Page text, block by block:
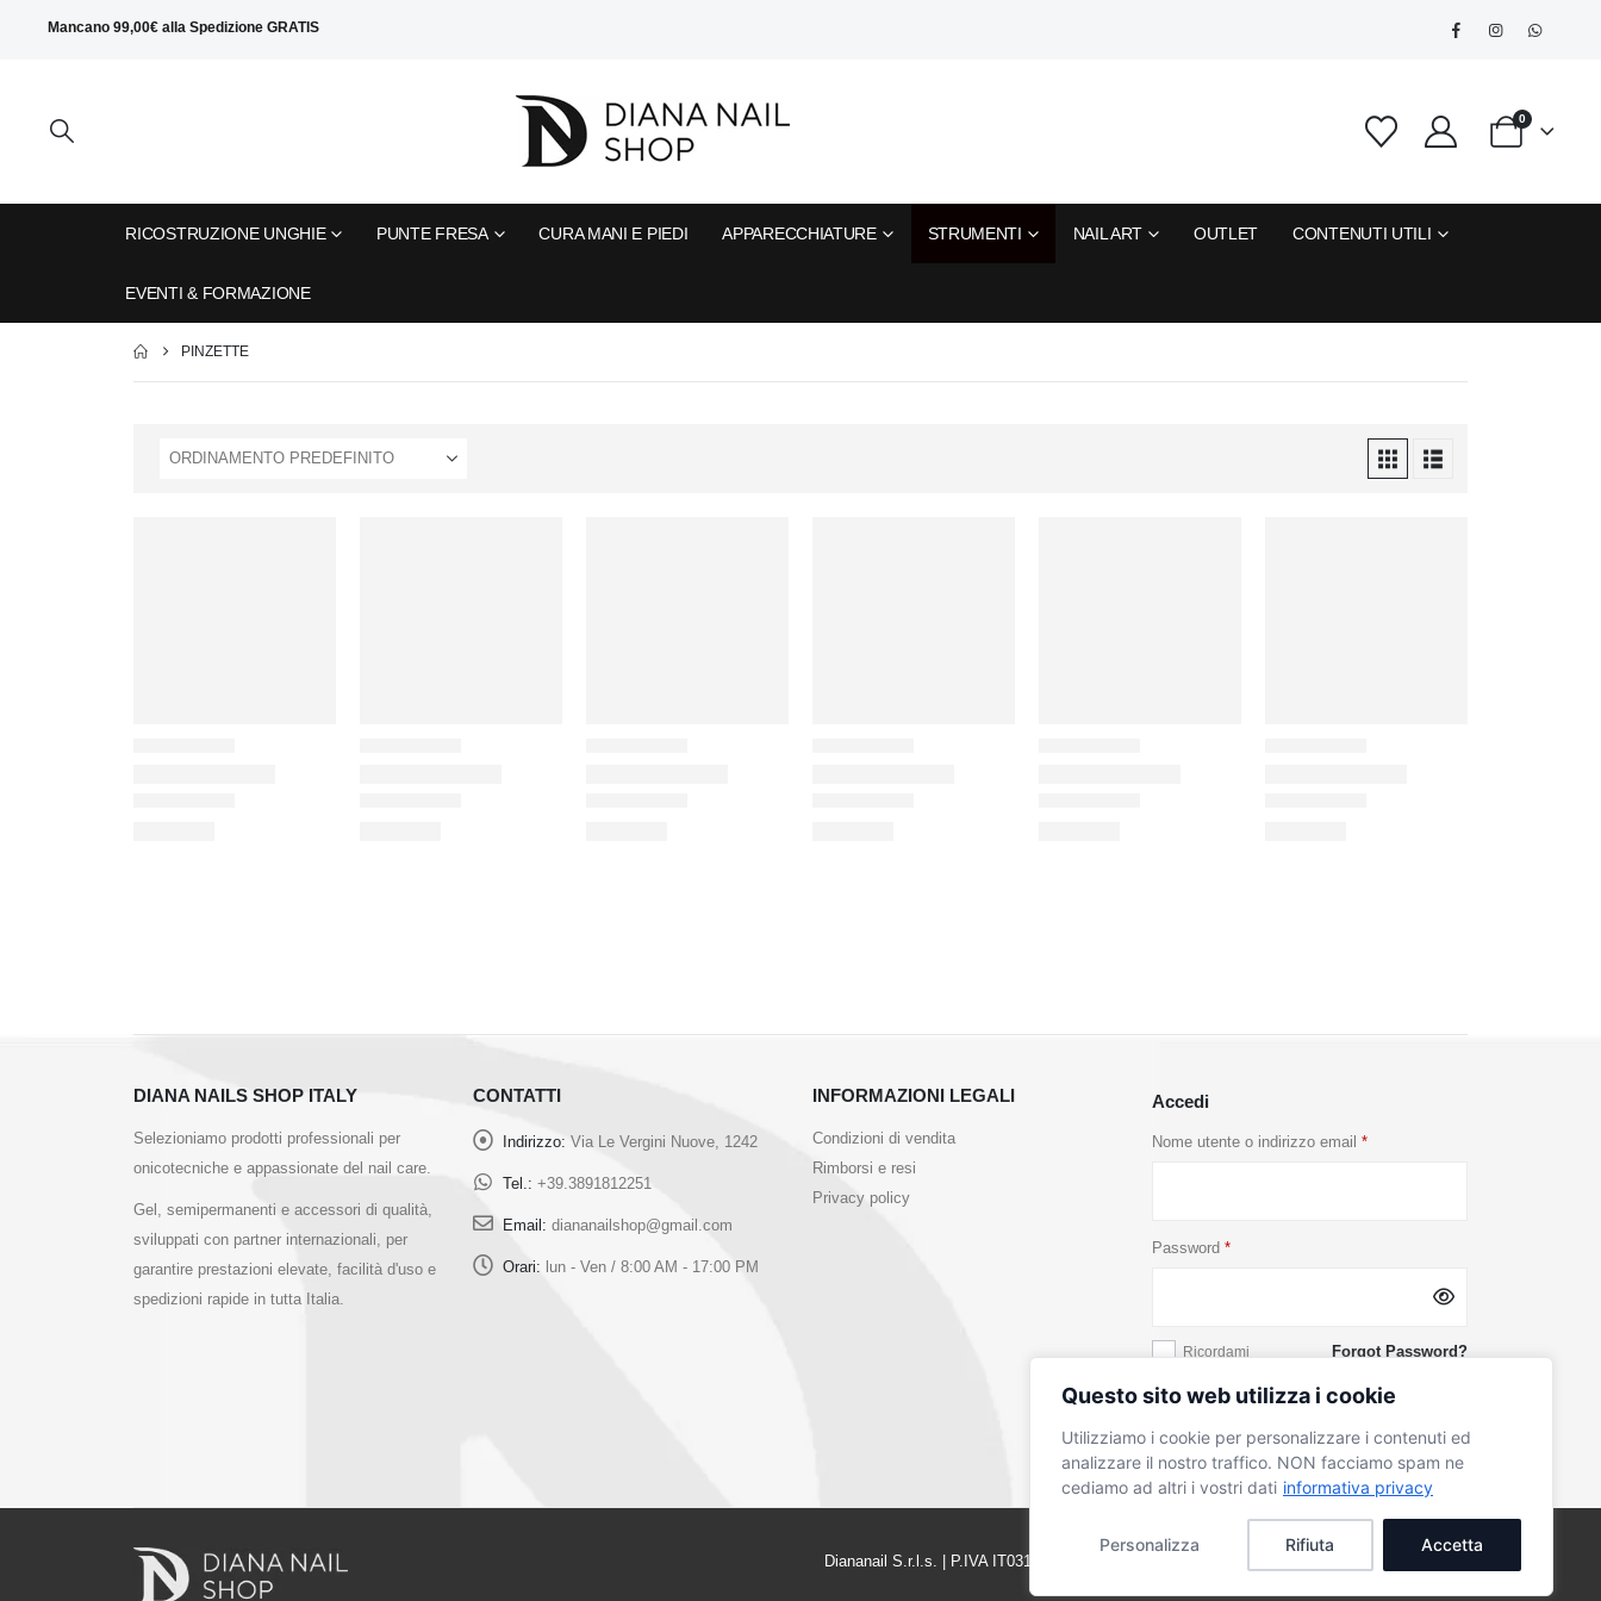
Questo sito web utilizza i cookie
Utilizziamo i cookie per personalizzare i contenuti ed
analizzare il nostro traffico. NON facciamo spam ne
cediamo ad altri i vostri dati informativa privacy
Personalizza Rifiuta Accetta
Mancano99,00€ allaSpedizione GRATIS
0
RICOSTRUZIONE UNGHIE PUNTE FRESA CURA MANI E PIEDI APPARECCHIATURE STRUMENTI NAIL ART OUTLET CONTENUTI UTILI
EVENTI & FORMAZIONE
PINZETTE
DIANA NAILS SHOP ITALY
Selezioniamo prodotti professionali per
onicotecniche e appassionate del nail care.
Gel, semipermanenti e accessori di qualità,
sviluppati con partner internazionali, per
garantire prestazioni elevate, facilità d'uso e
spedizioni rapide in tutta Italia.
CONTATTI
Indirizzo: Via Le Vergini Nuove, 1242
Tel.: +39.3891812251
Email: diananailshop@gmail.com
Orari: lun - Ven / 8:00 AM - 17:00 PM
INFORMAZIONI LEGALI
Condizioni di vendita
Rimborsi e resi
Privacy policy
Accedi
Nome utente o indirizzo email *
Password *
Ricordami Forgot Password?
Diananail S.r.l.s. | P.IVA IT03180890596 | Via Le Vergini Nuove, 1242 – 04100 Latina (LT),